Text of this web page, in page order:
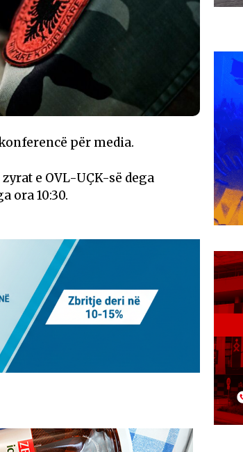
për media.
e OVL-UÇK-së dega
ora 10:30.